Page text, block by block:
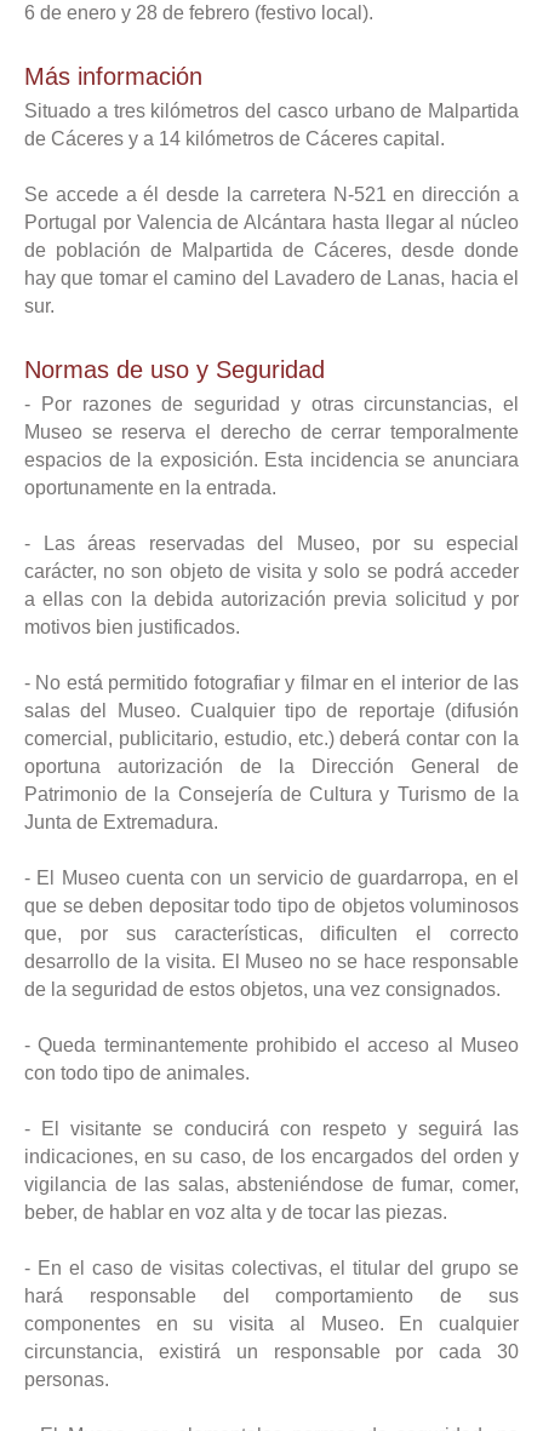
6 de enero y 28 de febrero (festivo local).
Más información
Situado a tres kilómetros del casco urbano de Malpartida
de Cáceres y a 14 kilómetros de Cáceres capital.
Se accede a él desde la carretera N-521 en dirección a
Portugal por Valencia de Alcántara hasta llegar al núcleo
de población de Malpartida de Cáceres, desde donde
hay que tomar el camino del Lavadero de Lanas, hacia el
sur.
Normas de uso y Seguridad
- Por razones de seguridad y otras circunstancias, el
Museo se reserva el derecho de cerrar temporalmente
espacios de la exposición. Esta incidencia se anunciara
oportunamente en la entrada.
- Las áreas reservadas del Museo, por su especial
carácter, no son objeto de visita y solo se podrá acceder
a ellas con la debida autorización previa solicitud y por
motivos bien justificados.
- No está permitido fotografiar y filmar en el interior de las
salas del Museo. Cualquier tipo de reportaje (difusión
comercial, publicitario, estudio, etc.) deberá contar con la
oportuna autorización de la Dirección General de
Patrimonio de la Consejería de Cultura y Turismo de la
Junta de Extremadura.
- El Museo cuenta con un servicio de guardarropa, en el
que se deben depositar todo tipo de objetos voluminosos
que, por sus características, dificulten el correcto
desarrollo de la visita. El Museo no se hace responsable
de la seguridad de estos objetos, una vez consignados.
- Queda terminantemente prohibido el acceso al Museo
con todo tipo de animales.
- El visitante se conducirá con respeto y seguirá las
indicaciones, en su caso, de los encargados del orden y
vigilancia de las salas, absteniéndose de fumar, comer,
beber, de hablar en voz alta y de tocar las piezas.
- En el caso de visitas colectivas, el titular del grupo se
hará responsable del comportamiento de sus
componentes en su visita al Museo. En cualquier
circunstancia, existirá un responsable por cada 30
personas.